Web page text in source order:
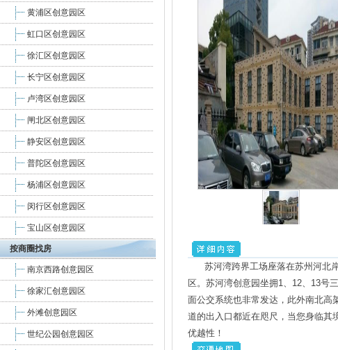
黄浦区创意园区
虹口区创意园区
徐汇区创意园区
长宁区创意园区
卢湾区创意园区
闸北区创意园区
静安区创意园区
普陀区创意园区
杨浦区创意园区
闵行区创意园区
宝山区创意园区
按商圈找房
南京西路创意园区
徐家汇创意园区
外滩创意园区
世纪公园创意园区
苏河湾跨界工场座落在苏州河北
区。苏河湾创意园坐拥1、12、13号
面公交系统也非常发达，此外南北高
道的出入口都近在咫尺，当您身临其
优越性！